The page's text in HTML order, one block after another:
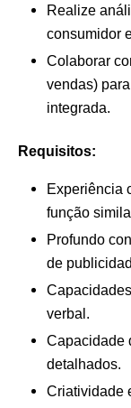
Realize
consumidor
Colaborar
vendas)
integrada.
Requisitos:
Experiência
função
Profundo
de
verbal.
Capacidade
detalhados.
Criatividade